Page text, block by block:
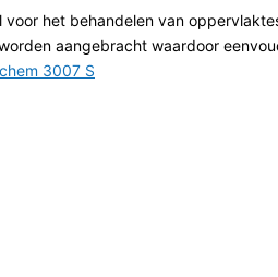
voor het behandelen van
aangebracht waardoor
3007 S